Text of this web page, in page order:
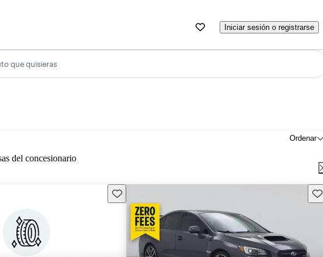
Iniciar sesión o registrarse
que quisieras
Ordenar
del concesionario
Guarda este Aviso